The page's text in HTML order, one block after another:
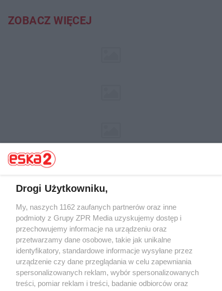
ZOBACZ WIĘCEJ
Żaden utwór zamieszczony w serwisie nie może być powielany i
rozpowszechniany lub dalej rozpowszechniany w jakikolwiek sposób (w
tym także elektroniczny lub mechaniczny) na jakimkolwiek polu
eksploatacji w jakiejkolwiek formie, włącznie z umieszczaniem w
Internecie bez pisemnej zgody właściciela praw. Jakiekolwiek użycie lub
wykorzystanie utworów w całości lub w części z naruszeniem prawa,
tzn. bez właściwej zgody, jest zabronione pod groźbą kary i może być
ścigane prawnie.
Drogi Użytkowniku,
My, naszych 1162 zaufanych partnerów oraz inne
podmioty z Grupy ZPR Media uzyskujemy dostęp i
przechowujemy informacje na urządzeniu oraz
przetwarzamy dane osobowe, takie jak unikalne
identyfikatory, standardowe informacje wysyłane przez
urządzenie czy dane przeglądania w celu zapewniania
spersonalizowanych reklam, wybór spersonalizowanych
treści, pomiar reklam i treści, badanie odbiorców oraz